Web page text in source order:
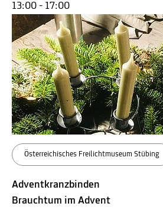
13:00 - 17:00
Österreichisches Freilichtmuseum Stübing
Adventkranzbinden
Brauchtum im Advent